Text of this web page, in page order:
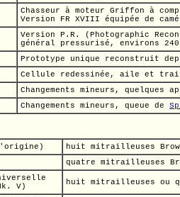
Chasseur à moteur Griffon à
Version FR XVIII équipée de
Version P.R. (Photographic
général pressurisé, environs
Prototype unique reconstruit
Cellule redessinée, aile et train
Changements mineurs, quelques
Changements mineurs, queue de
huit mitrailleuses
quatre mitrailleuses
V)
huit mitrailleuses ou